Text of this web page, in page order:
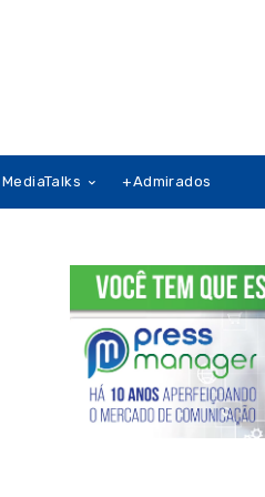
MediaTalks +Admirados